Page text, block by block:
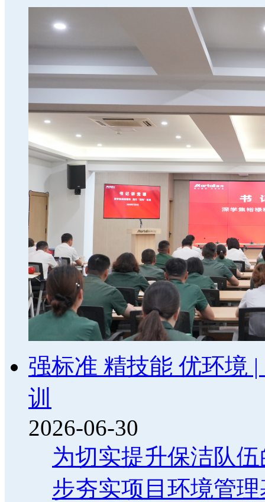
强标准 精技能 优环境
训
2026-06-30
为切实提升保洁队
步夯实项目环境管